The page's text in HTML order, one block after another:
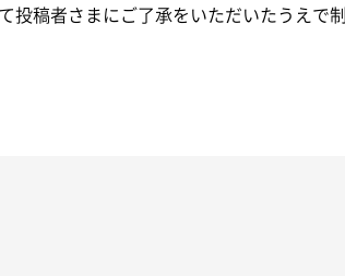
稿者さまにご了承をいただいたうえで制